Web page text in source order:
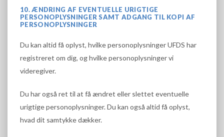
10. ÆNDRING AF EVENTUELLE URIGTIGE
PERSONOPLYSNINGER SAMT ADGANG TIL KOPI AF
PERSONOPLYSNINGER
Du kan altid få oplyst, hvilke personoplysninger UFDS har
registreret om dig, og hvilke personoplysninger vi
videregiver.
Du har også ret til at få ændret eller slettet eventuelle
urigtige personoplysninger. Du kan også altid få oplyst,
hvad dit samtykke dækker.